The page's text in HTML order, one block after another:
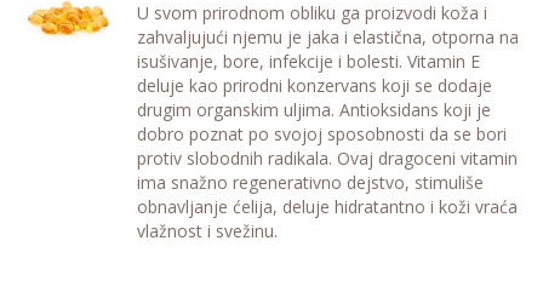
U svom prirodnom obliku ga proizvodi koža i
zahvaljujući njemu je jaka i elastična, otporna na
isušivanje, bore, infekcije i bolesti. Vitamin E
deluje kao prirodni konzervans koji se dodaje
drugim organskim uljima. Antioksidans koji je
dobro poznat po svojoj sposobnosti da se bori
protiv slobodnih radikala. Ovaj dragoceni vitamin
ima snažno regenerativno dejstvo, stimuliše
obnavljanje ćelija, deluje hidratantno i koži vraća
vlažnost i svežinu.